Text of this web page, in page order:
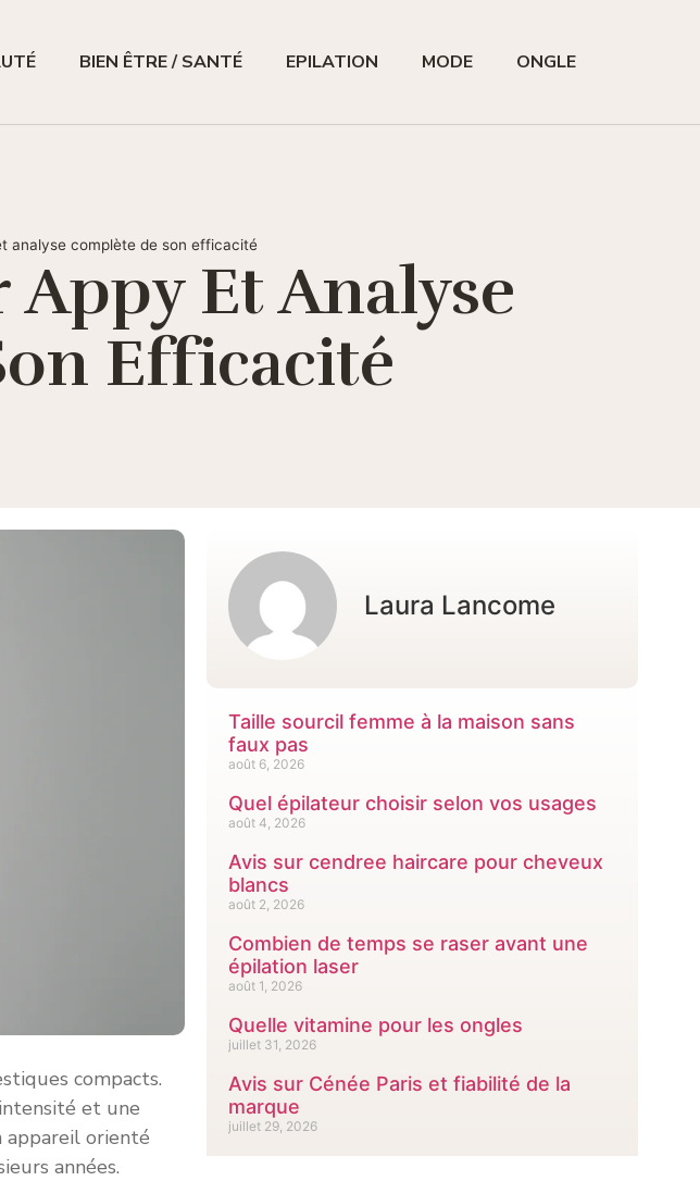
BIEN ÊTRE / SANTÉ EPILATION MODE ONGLE
analyse complète de son efficacité
Appy Et Analyse
Efficacité
Laura Lancome
Taille sourcil femme à la maison sans
faux pas
août 6, 2026
Quel épilateur choisir selon vos usages
août 4, 2026
Avis sur cendree haircare pour cheveux
blancs
août 2, 2026
Combien de temps se raser avant une
épilation laser
août 1, 2026
Quelle vitamine pour les ongles
juillet 31, 2026
Avis sur Cénée Paris et fiabilité de la
marque
juillet 29, 2026
compacts.
et une
appareil orienté
années.